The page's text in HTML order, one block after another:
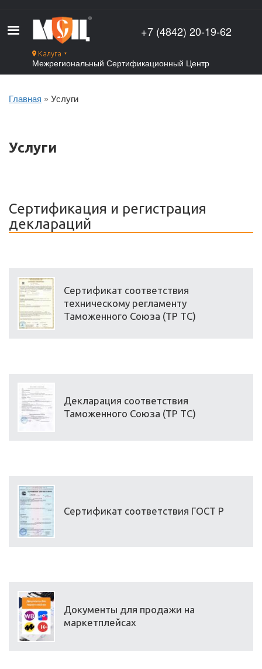
основному
содержанию
Калуга ▼
Межрегиональный Сертификационный Центр
+7 (4842) 20-19-62
Главная Услуги
Услуги
Сертификация и регистрация
деклараций
Сертификат соответствия
техническому регламенту
Таможенного Союза (ТР ТС)
Декларация соответствия
Таможенного Союза (ТР ТС)
Сертификат соответствия ГОСТ Р
Документы для продажи на
маркетплейсах